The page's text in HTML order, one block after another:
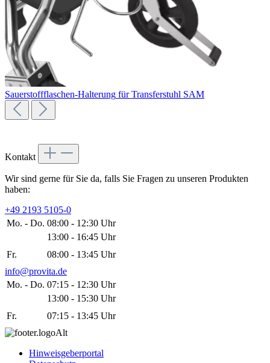
Sauerstoffflaschen-Halterung für Transferstuhl SAM
Kontakt
Wir sind gerne für Sie da, falls Sie Fragen zu unseren Produkten
haben:
+49 2193 5105-0
Mo. - Do. 08:00 - 12:30 Uhr
13:00 - 16:45 Uhr
Fr.
08:00 - 13:45 Uhr
info@provita.de
Mo. - Do. 07:15 - 12:30 Uhr
13:00 - 15:30 Uhr
Fr.
07:15 - 13:45 Uhr
Hinweisgeberportal